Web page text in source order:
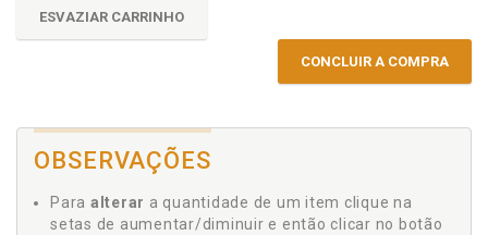
ESVAZIAR CARRINHO
CONCLUIR A COMPRA
OBSERVAÇÕES
Para alterar a quantidade de um item clique na
setas de aumentar/diminuir e então clicar no botão